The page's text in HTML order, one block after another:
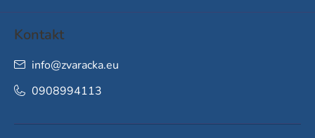
Kontakt
info@zvaracka.eu
0908994113